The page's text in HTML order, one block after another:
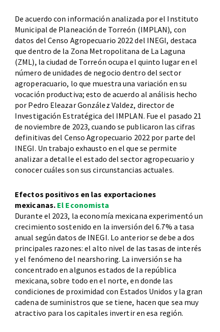
De acuerdo con información analizada por el Instituto
Municipal de Planeación de Torreón (IMPLAN), con
datos del Censo Agropecuario 2022 del INEGI, destaca
que dentro de la Zona Metropolitana de La Laguna
(ZML), la ciudad de Torreón ocupa el quinto lugar en el
número de unidades de negocio dentro del sector
agroperacuario, lo que muestra una variación en su
vocación productiva; esto de acuerdo al análisis hecho
por Pedro Eleazar González Valdez, director de
Investigación Estratégica del IMPLAN. Fue el pasado 21
de noviembre de 2023, cuando se publicaron las cifras
definitivas del Censo Agropecuario 2022 por parte del
INEGI. Un trabajo exhausto en el que se permite
analizar a detalle el estado del sector agropecuario y
conocer cuáles son sus circunstancias actuales.
Efectos positivos en las exportaciones
mexicanas. El Economista
Durante el 2023, la economía mexicana experimentó un
crecimiento sostenido en la inversión del 6.7% a tasa
anual según datos de INEGI. Lo anterior se debe a dos
principales razones: el alto nivel de las tasas de interés
y el fenómeno del nearshoring. La inversión se ha
concentrado en algunos estados de la república
mexicana, sobre todo en el norte, en donde las
condiciones de proximidad con Estados Unidos y la gran
cadena de suministros que se tiene, hacen que sea muy
atractivo para los capitales invertir en esa región.